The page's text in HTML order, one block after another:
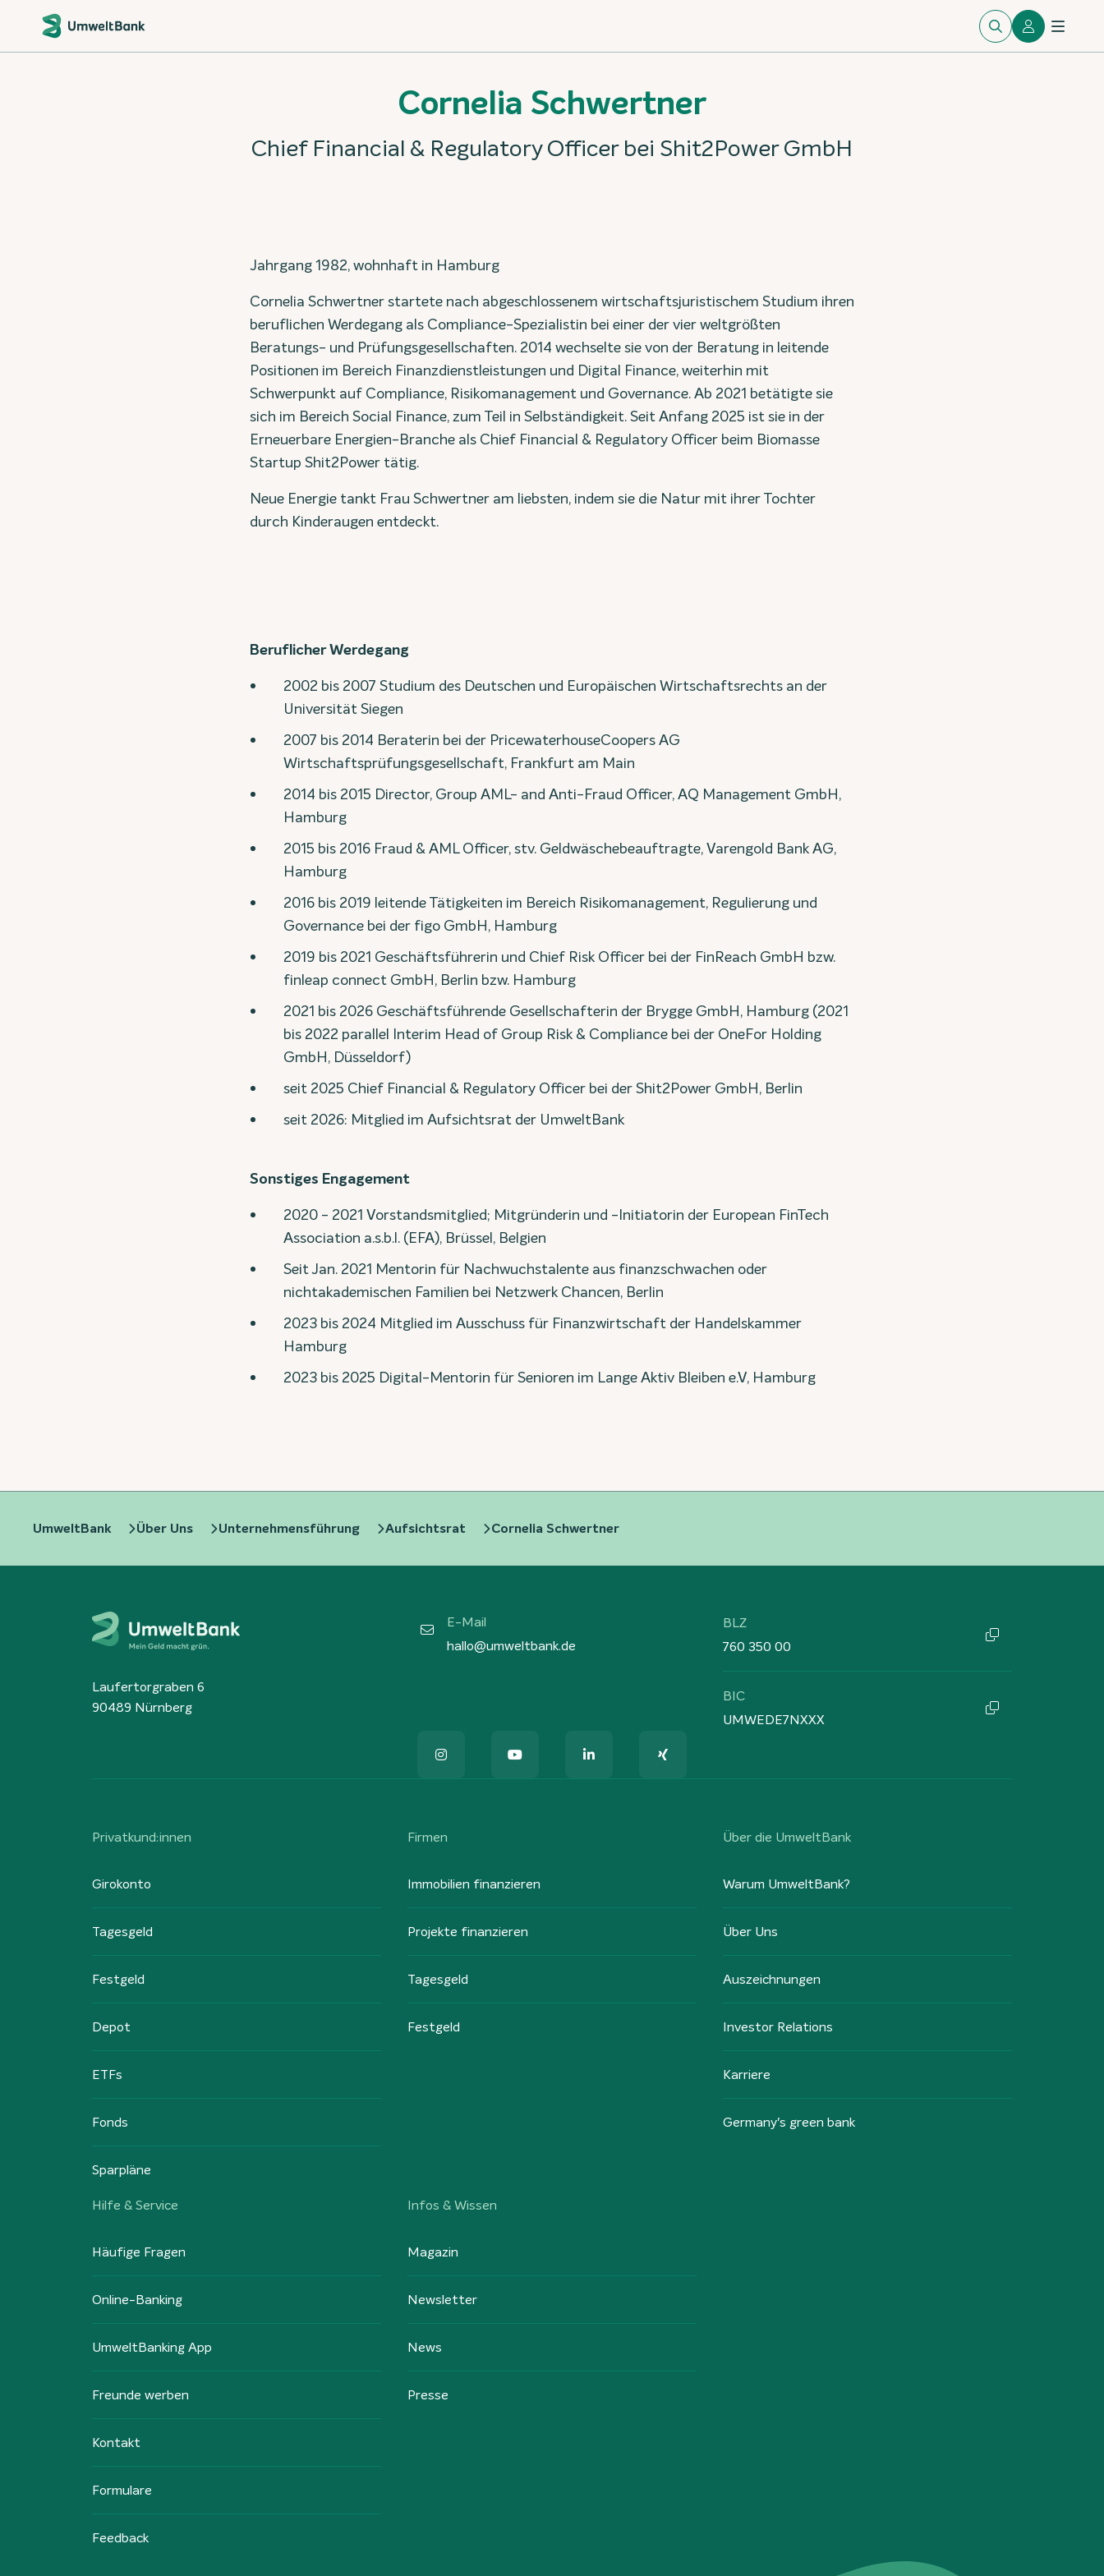
Cornelia Schwertner
Chief Financial & Regulatory Officer bei Shit2Power GmbH
Jahrgang 1982, wohnhaft in Hamburg
Cornelia Schwertner startete nach abgeschlossenem wirtschaftsjuristischem Studium ihren
beruflichen Werdegang als Compliance-Spezialistin bei einer der vier weltgrößten
Beratungs- und Prüfungsgesellschaften. 2014 wechselte sie von der Beratung in leitende
Positionen im Bereich Finanzdienstleistungen und Digital Finance, weiterhin mit
Schwerpunkt auf Compliance, Risikomanagement und Governance. Ab 2021 betätigte sie
sich im Bereich Social Finance, zum Teil in Selbständigkeit. Seit Anfang 2025 ist sie in der
Erneuerbare Energien-Branche als Chief Financial & Regulatory Officer beim Biomasse
Startup Shit2Power tätig.
Neue Energie tankt Frau Schwertner am liebsten, indem sie die Natur mit ihrer Tochter
durch Kinderaugen entdeckt.
Beruflicher Werdegang
2002 bis 2007 Studium des Deutschen und Europäischen Wirtschaftsrechts an der
Universität Siegen
2007 bis 2014 Beraterin bei der PricewaterhouseCoopers AG
Wirtschaftsprüfungsgesellschaft, Frankfurt am Main
2014 bis 2015 Director, Group AML- and Anti-Fraud Officer, AQ Management GmbH,
Hamburg
2015 bis 2016 Fraud & AML Officer, stv. Geldwäschebeauftragte, Varengold Bank AG,
Hamburg
2016 bis 2019 leitende Tätigkeiten im Bereich Risikomanagement, Regulierung und
Governance bei der figo GmbH, Hamburg
2019 bis 2021 Geschäftsführerin und Chief Risk Officer bei der FinReach GmbH bzw.
finleap connect GmbH, Berlin bzw. Hamburg
2021 bis 2026 Geschäftsführende Gesellschafterin der Brygge GmbH, Hamburg (2021
bis 2022 parallel Interim Head of Group Risk & Compliance bei der OneFor Holding
GmbH, Düsseldorf)
seit 2025 Chief Financial & Regulatory Officer bei der Shit2Power GmbH, Berlin
seit 2026: Mitglied im Aufsichtsrat der UmweltBank
Sonstiges Engagement
2020 - 2021 Vorstandsmitglied; Mitgründerin und -Initiatorin der European FinTech
Association a.s.b.l. (EFA), Brüssel, Belgien
Seit Jan. 2021 Mentorin für Nachwuchstalente aus finanzschwachen oder
nichtakademischen Familien bei Netzwerk Chancen, Berlin
2023 bis 2024 Mitglied im Ausschuss für Finanzwirtschaft der Handelskammer
Hamburg
2023 bis 2025 Digital-Mentorin für Senioren im Lange Aktiv Bleiben e.V, Hamburg
UmweltBank Über Uns Unternehmensführung Aufsichtsrat Cornelia Schwertner
Laufertorgraben 6
90489 Nürnberg
E-Mail
hallo@umweltbank.de
BLZ
760 350 00
BIC
UMWEDE7NXXX
Privatkund:innen
Girokonto
Tagesgeld
Festgeld
Depot
ETFs
Fonds
Sparpläne
Firmen
Immobilien finanzieren
Projekte finanzieren
Tagesgeld
Festgeld
Über die UmweltBank
Warum UmweltBank?
Über Uns
Auszeichnungen
Investor Relations
Karriere
Germany's green bank
Hilfe & Service
Häufige Fragen
Online-Banking
UmweltBanking App
Freunde werben
Kontakt
Formulare
Feedback
Infos & Wissen
Magazin
Newsletter
News
Presse